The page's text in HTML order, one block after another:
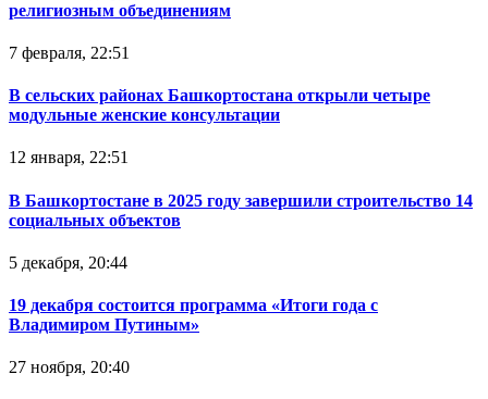
религиозным объединениям
7 февраля, 22:51
В сельских районах Башкортостана открыли четыре
модульные женские консультации
12 января, 22:51
В Башкортостане в 2025 году завершили строительство 14
социальных объектов
5 декабря, 20:44
19 декабря состоится программа «Итоги года с
Владимиром Путиным»
27 ноября, 20:40